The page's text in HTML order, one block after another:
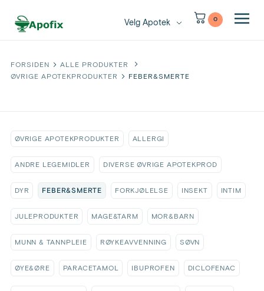
Velg Apotek 0
FORSIDEN
ALLE PRODUKTER
ØVRIGE APOTEKPRODUKTER
FEBER&SMERTE
ØVRIGE APOTEKPRODUKTER ALLERGI
ANDRE LEGEMIDLER DIVERSE ØVRIGE APOTEKPROD
DYR FEBER&SMERTE FORKJØLELSE INSEKT INTIM
JULEPRODUKTER MAGE&TARM MOR&BARN
MUNN & TANNPLEIE RØYKEAVVENNING SØVN
ØYE&ØRE PARACETAMOL IBUPROFEN DICLOFENAC